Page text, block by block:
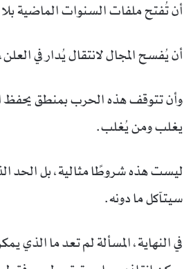
أن تُفتح ملفات السنوات الماضية بلا
أن يُفسح المجال لانتقال يُدار في
وأن تتوقف هذه الحرب بمنطق يحفظ
يغلب ومن يُغلب.
ليست هذه شروطًا مثالية، بل الحد
سيتآكل ما دونه.
في النهاية، المسألة لم تعد ما الذي